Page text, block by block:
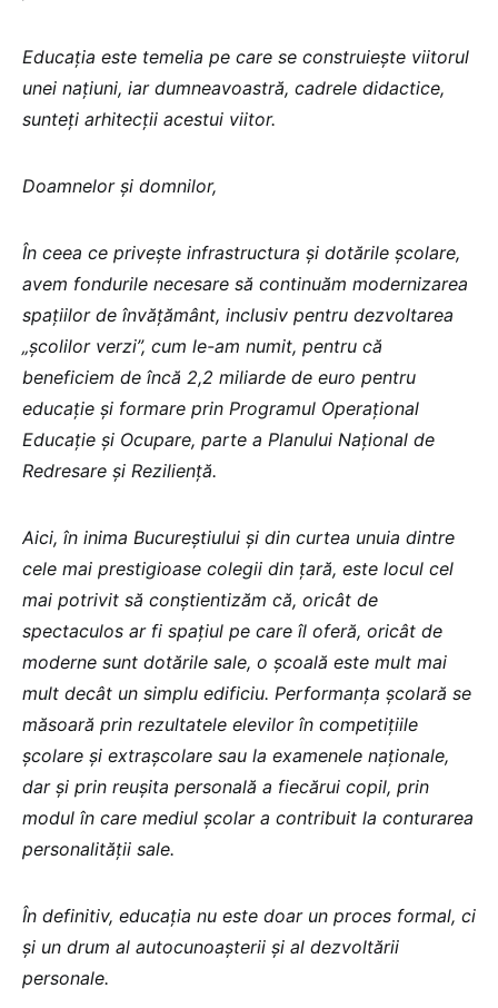
Educația este temelia pe care se construiește viitorul
unei națiuni, iar dumneavoastră, cadrele didactice,
sunteți arhitecții acestui viitor.
Doamnelor și domnilor,
În ceea ce privește infrastructura și dotările școlare,
avem fondurile necesare să continuăm modernizarea
spațiilor de învățământ, inclusiv pentru dezvoltarea
„școlilor verzi”, cum le-am numit, pentru că
beneficiem de încă 2,2 miliarde de euro pentru
educație și formare prin Programul Operațional
Educație și Ocupare, parte a Planului Național de
Redresare și Reziliență.
Aici, în inima Bucureștiului și din curtea unuia dintre
cele mai prestigioase colegii din țară, este locul cel
mai potrivit să conștientizăm că, oricât de
spectaculos ar fi spațiul pe care îl oferă, oricât de
moderne sunt dotările sale, o școală este mult mai
mult decât un simplu edificiu. Performanța școlară se
măsoară prin rezultatele elevilor în competițiile
școlare și extrașcolare sau la examenele naționale,
dar și prin reușita personală a fiecărui copil, prin
modul în care mediul școlar a contribuit la conturarea
personalității sale.
În definitiv, educația nu este doar un proces formal, ci
și un drum al autocunoașterii și al dezvoltării
personale.